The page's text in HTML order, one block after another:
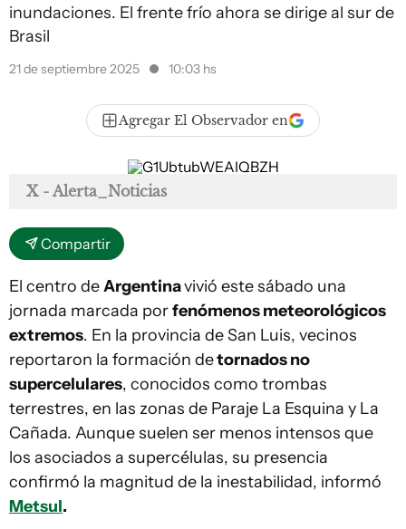
inundaciones. El frente frío ahora se dirige al sur de
Brasil
21 de septiembre 2025 10:03 hs
Agregar El Observador en
X - Alerta_Noticias
Compartir
El centro deArgentinavivió este sábado una
jornada marcada porfenómenos meteorológicos
extremos. En la provincia de San Luis, vecinos
reportaron la formación detornados no
supercelulares, conocidos como trombas
terrestres, en las zonas de Paraje La Esquina y La
Cañada. Aunque suelen ser menos intensos que
los asociados a supercélulas, su presencia
confirmó la magnitud de la inestabilidad, informó
Metsul.